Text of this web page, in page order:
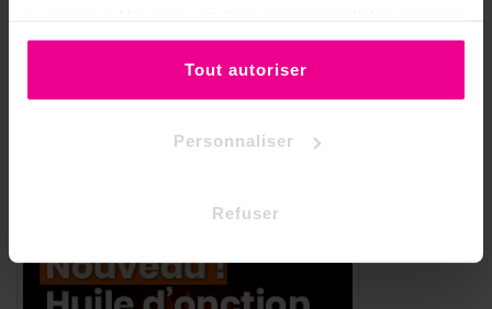
ou de les refuser.
Tout autoriser
Personnaliser
Refuser